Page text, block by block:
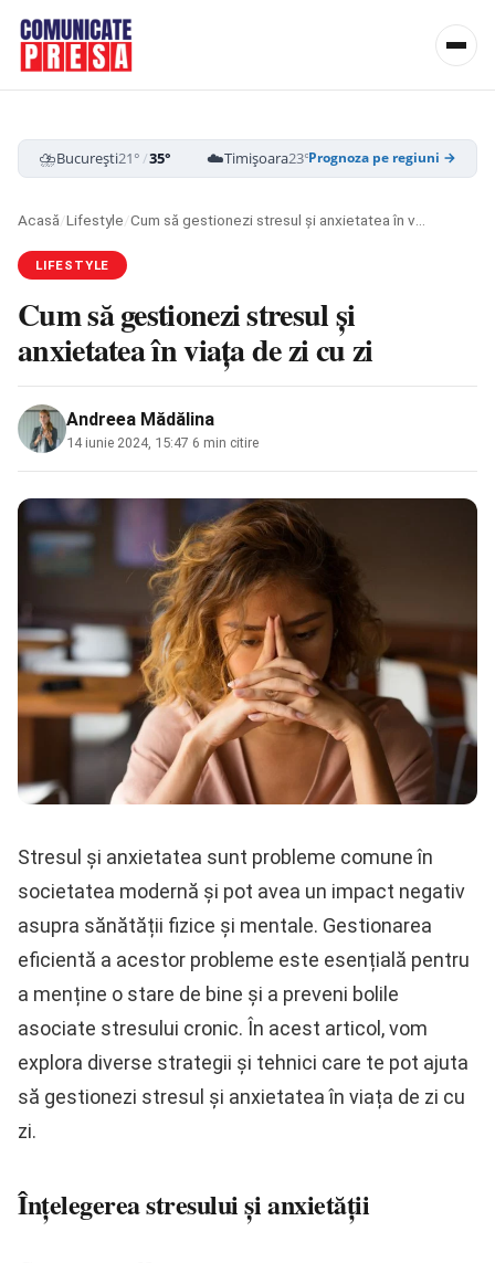
⛈️București21°/35° ☁️Timișoara23°/38° ☁️Cluj-Napoca
Prognoza pe regiuni →
Acasă/Lifestyle/
LIFESTYLE
Cum să gestionezi stresul și
anxietatea în viața de zi cu zi
Andreea Mădălina
14 iunie 2024, 15:47 6 min citire
Stresul și anxietatea sunt probleme comune în
societatea modernă și pot avea un impact negativ
asupra sănătății fizice și mentale. Gestionarea
eficientă a acestor probleme este esențială pentru
a menține o stare de bine și a preveni bolile
asociate stresului cronic. În acest articol, vom
explora diverse strategii și tehnici care te pot ajuta
să gestionezi stresul și anxietatea în viața de zi cu
zi.
Înțelegerea stresului și anxietății